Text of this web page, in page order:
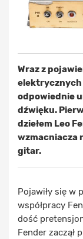
Wraz z
elektrycznych
odpowiednie
dźwięku.
dziełem Leo
wzmacniacza
gitar.
Pojawiły się w
współpracy
dość
Fender zaczął